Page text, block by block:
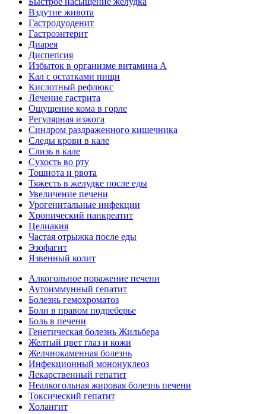
Вздутие живота
Гастродуоденит
Гастроэнтерит
Диарея
Диспепсия
Избыток в организме витамина А
Кал с остатками пищи
Кислотный рефлюкс
Лечение гастрита
Ощущение кома в горле
Регулярная изжога
Синдром раздраженного кишечника
Следы крови в кале
Слизь в кале
Сухость во рту
Тошнота и рвота
Тяжесть в желудке после еды
Увеличение печени
Урогенитальные инфекции
Хронический панкреатит
Целиакия
Частая отрыжка после еды
Эзофагит
Язвенный колит
Алкогольное поражение печени
Аутоиммунный гепатит
Болезнь гемохроматоз
Боли в правом подреберье
Боль в печени
Генетическая болезнь Жильбера
Желтый цвет глаз и кожи
Желчнокаменная болезнь
Инфекционный мононуклеоз
Лекарственный гепатит
Неалкогольная жировая болезнь печени
Токсический гепатит
Холангит